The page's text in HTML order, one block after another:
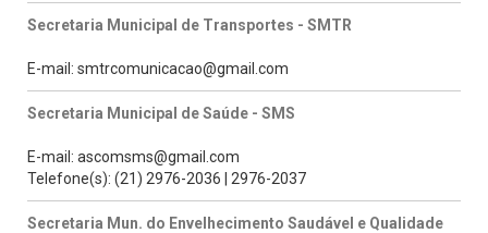
Secretaria Municipal de Transportes - SMTR
E-mail: smtrcomunicacao@gmail.com
Secretaria Municipal de Saúde - SMS
E-mail: ascomsms@gmail.com
Telefone(s): (21) 2976-2036 | 2976-2037
Secretaria Mun. do Envelhecimento Saudável e Qualidade